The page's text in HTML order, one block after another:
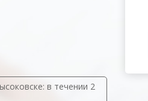
в течении 2